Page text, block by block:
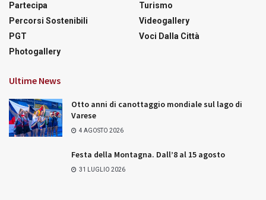
Partecipa
Percorsi Sostenibili
PGT
Photogallery
Turismo
Videogallery
Voci Dalla Città
Ultime News
Otto anni di canottaggio mondiale sul lago di
Varese
4 AGOSTO 2026
Festa della Montagna. Dall’8 al 15 agosto
31 LUGLIO 2026